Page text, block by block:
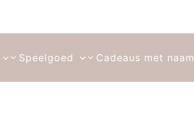
Speelgoed Cadeaus met naam